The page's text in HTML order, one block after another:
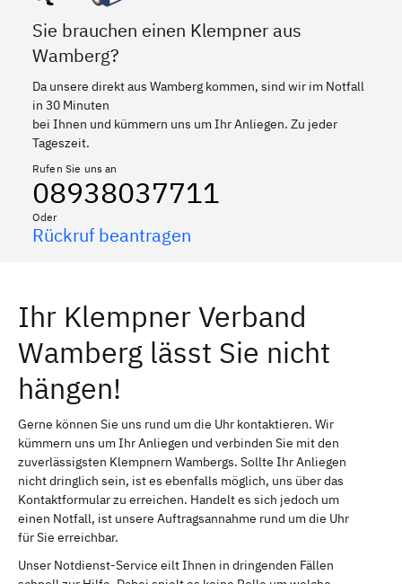
Sie brauchen einen Klempner aus
Wamberg?
Da unsere direkt aus Wamberg kommen, sind wir im Notfall
in 30 Minuten
bei Ihnen und kümmern uns um Ihr Anliegen. Zu jeder
Tageszeit.
Rufen Sie uns an
08938037711
Oder
Rückruf beantragen
Ihr Klempner Verband
Wamberg lässt Sie nicht
hängen!
Gerne können Sie uns rund um die Uhr kontaktieren. Wir
kümmern uns um Ihr Anliegen und verbinden Sie mit den
zuverlässigsten Klempnern Wambergs. Sollte Ihr Anliegen
nicht dringlich sein, ist es ebenfalls möglich, uns über das
Kontaktformular zu erreichen. Handelt es sich jedoch um
einen Notfall, ist unsere Auftragsannahme rund um die Uhr
für Sie erreichbar.
Unser Notdienst-Service eilt Ihnen in dringenden Fällen